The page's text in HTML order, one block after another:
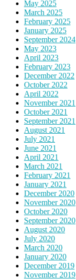
May 2025
March 2025
February 2025
January 2025
September 2024
May 2023
April 2023
February 2023
December 2022
October 2022
April 2022
November 2021
October 2021
September 2021
August 2021
July 2021
June 2021
April 2021
March 2021
February 2021
January 2021
December 2020
November 2020
October 2020
September 2020
August 2020
July 2020
March 2020
January 2020
December 2019
November 2019